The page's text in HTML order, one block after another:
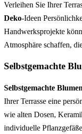
Verleihen Sie Ihrer
Deko-Ideen
Handwerksprojekte
Atmosphäre schaffen,
Selbstgemachte
Selbstgemachte
Ihrer Terrasse eine
wie alten Dosen,
individuelle